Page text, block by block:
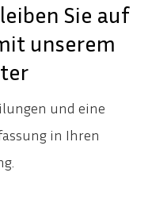
Sie auf
unserem
und eine
in Ihren